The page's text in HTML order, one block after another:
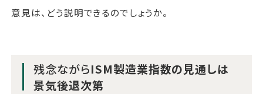
意見は、どう説明できるのでしょうか。
残念ながらISM製造業指数の見通しは
景気後退次第